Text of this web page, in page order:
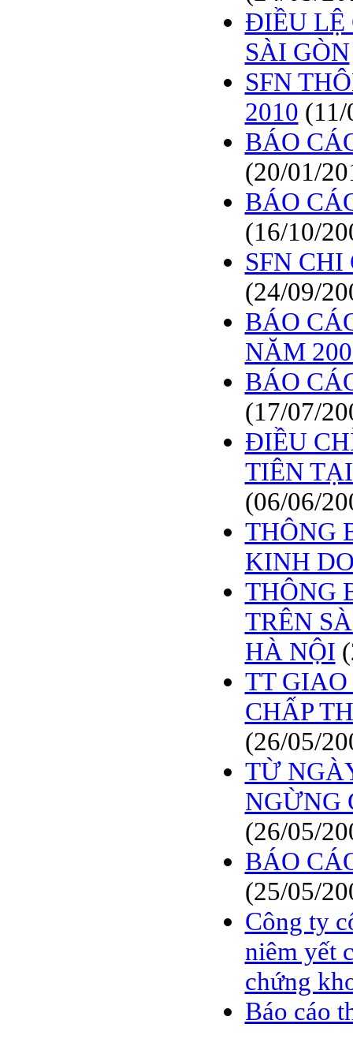
ĐIỀU LỆ
SÀI GÒN
SFN
2010
BÁO
(20/01/
BÁO
(16/10/
SFN
(24/09/
BÁO
NĂM
BÁO
(17/07/
ĐIỀU
TIÊN
(06/06/
THÔNG
KINH
THÔNG
TRÊN
HÀ NỘI
TT
CHẤP
(26/05/
TỪ
NGỪNG
(26/05/
BÁO
(25/05/
Công ty
niêm yết
chứng
Báo cáo